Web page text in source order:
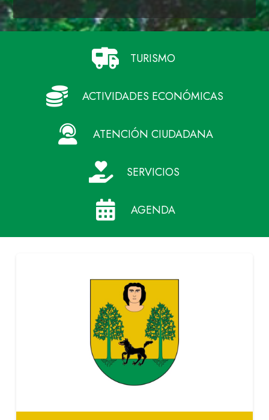
TURISMO
ACTIVIDADES ECONÓMICAS
ATENCIÓN CIUDADANA
SERVICIOS
AGENDA